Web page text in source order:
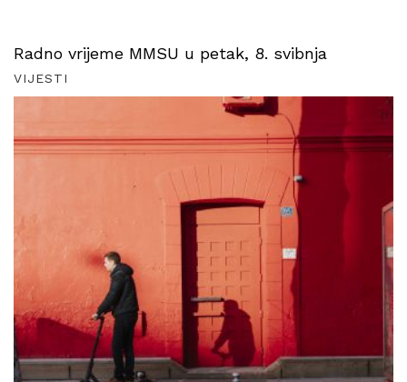
Radno vrijeme MMSU u petak, 8. svibnja
VIJESTI